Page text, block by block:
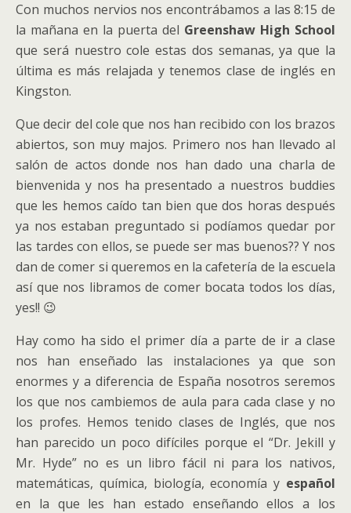
Con muchos nervios nos encontrábamos a las 8:15 de
la mañana en la puerta del Greenshaw High School
que será nuestro cole estas dos semanas, ya que la
última es más relajada y tenemos clase de inglés en
Kingston.
Que decir del cole que nos han recibido con los brazos
abiertos, son muy majos. Primero nos han llevado al
salón de actos donde nos han dado una charla de
bienvenida y nos ha presentado a nuestros buddies
que les hemos caído tan bien que dos horas después
ya nos estaban preguntado si podíamos quedar por
las tardes con ellos, se puede ser mas buenos?? Y nos
dan de comer si queremos en la cafetería de la escuela
así que nos libramos de comer bocata todos los días,
yes!! 😉
Hay como ha sido el primer día a parte de ir a clase
nos han enseñado las instalaciones ya que son
enormes y a diferencia de España nosotros seremos
los que nos cambiemos de aula para cada clase y no
los profes. Hemos tenido clases de Inglés, que nos
han parecido un poco difíciles porque el “Dr. Jekill y
Mr. Hyde” no es un libro fácil ni para los nativos,
matemáticas, química, biología, economía y español
en la que les han estado enseñando ellos a los